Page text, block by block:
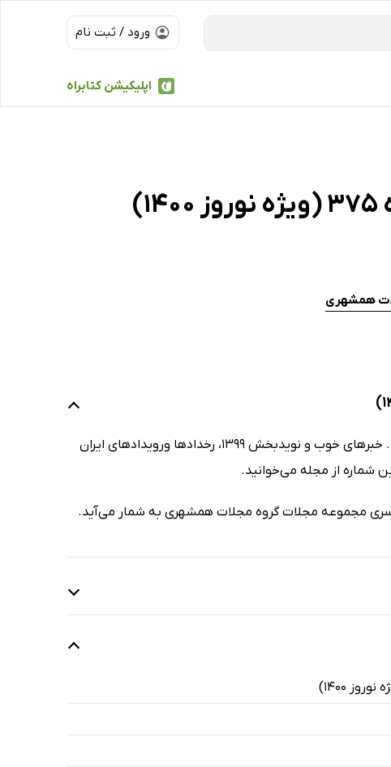
ورود / ثبت نام
اپلیکیشن کتابراه
همشهری
منتشر شد. خبرهای خوب و نویدبخش 1399، رخدادها ورویدادهای ایران
مجموعه مجلات گروه مجلات همشهری به شمار می‌آید.